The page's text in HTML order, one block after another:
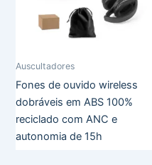
Auscultadores
Fones de ouvido wireless
dobráveis em ABS 100%
reciclado com ANC e
autonomia de 15h